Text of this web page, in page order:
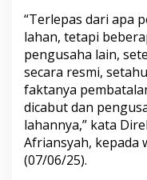
T
D
T
L
J
a
d
i
K
o
“Terlepas dari apa
lahan, tetapi
pengusaha lain,
secara resmi,
faktanya
dicabut dan
lahannya,” kata
Afriansyah, kepada
(07/06/25).